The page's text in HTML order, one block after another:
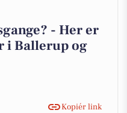
- Her er
i Ballerup og
Kopiér link